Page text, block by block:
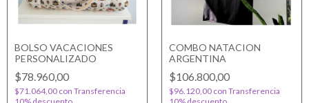
BOLSO VACACIONES
PERSONALIZADO
$78.960,00
$71.064,00 con Transferencia
COMBO NATACION
ARGENTINA
$106.800,00
$96.120,00 con Transferencia